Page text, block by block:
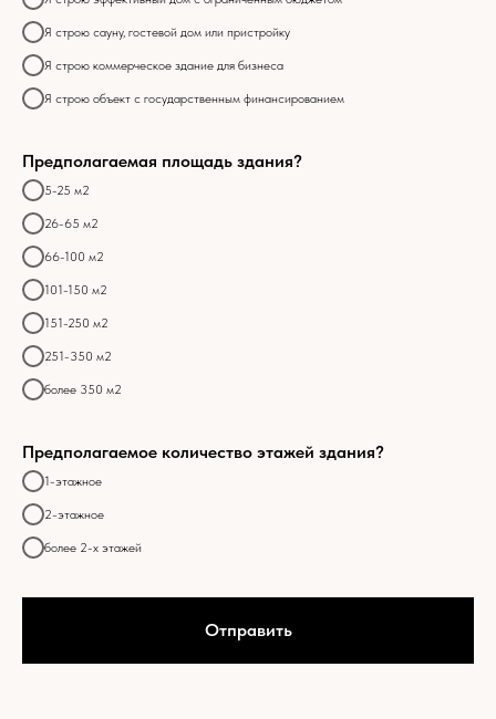
Я строю сауну, гостевой дом или пристройку
Я строю коммерческое здание для бизнеса
Я строю объект с государственным финансированием
Предполагаемая площадь здания?
5-25 м2
26-65 м2
66-100 м2
101-150 м2
151-250 м2
251-350 м2
более 350 м2
Предполагаемое количество этажей здания?
1-этажное
2-этажное
более 2-х этажей
Отправить